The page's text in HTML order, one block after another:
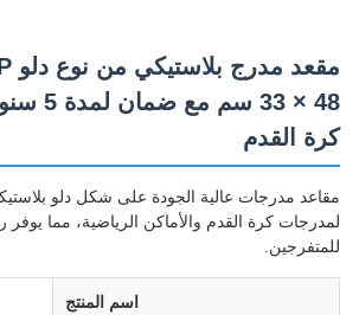
48 × 33 سم
كرة القدم
مقاعد مدرجات عالية الجودة على شكل دلو
لمدرجات كرة القدم والأماكن الرياضية، مما يوفر
للمتفرجين.
اسم المنتج